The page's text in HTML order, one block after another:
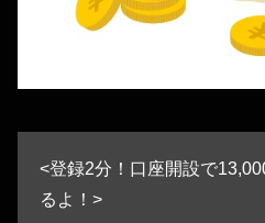
<登録2分！口座開設で
るよ！>